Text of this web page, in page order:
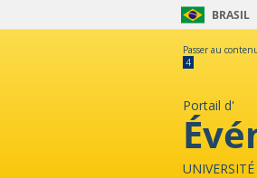
BRASIL
Passer au
4
Portail d'